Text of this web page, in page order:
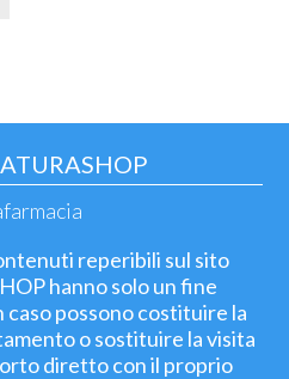
reperibili sul sito
hanno solo un fine
caso possono costituire la
o sostituire la visita
diretto con il proprio